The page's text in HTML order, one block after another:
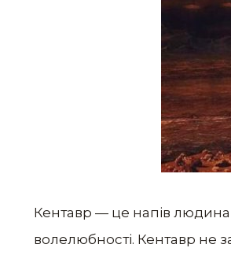
Кентавр — це напів
волелюбності. Кентавр не